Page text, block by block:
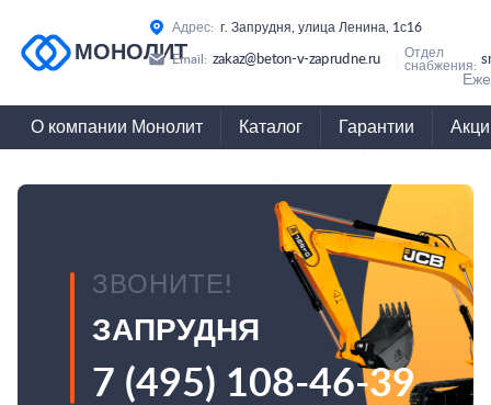
МОНОЛИТ
Адрес: г. Запрудня, улица Ленина, 1с16
Email: zakaz@beton-v-zaprudne.ru
Отдел
снабжения:
О компании Монолит Каталог Гарантии
ЗВОНИТЕ!
ЗАПРУДНЯ
7 (495) 108-46-39